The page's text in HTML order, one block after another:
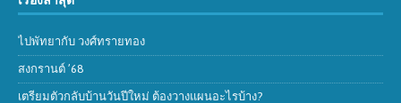
ไปพัทยากับ วงศ์ทรายทอง
สงกรานต์ ’68
เตรียมตัวกลับบ้านวันปีใหม่ ต้องวางแผนอะไรบ้าง?